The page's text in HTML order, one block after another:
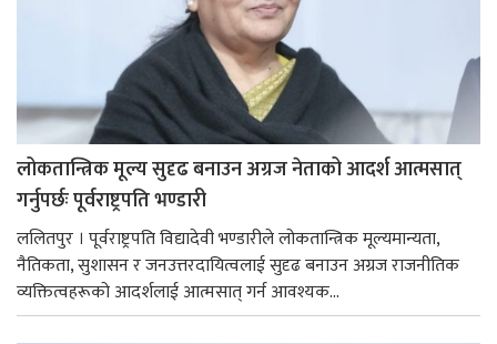
लोकतान्त्रिक मूल्य सुदृढ बनाउन अग्रज नेताको आदर्श आत्मसात्
गर्नुपर्छः पूर्वराष्ट्रपति भण्डारी
ललितपुर । पूर्वराष्ट्रपति विद्यादेवी भण्डारीले लोकतान्त्रिक मूल्यमान्यता,
नैतिकता, सुशासन र जनउत्तरदायित्वलाई सुदृढ बनाउन अग्रज राजनीतिक
व्यक्तित्वहरूको आदर्शलाई आत्मसात् गर्न आवश्यक...